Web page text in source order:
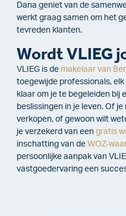
Dana geniet van de
werkt graag samen om het
tevreden klanten.
Wordt VLIEG
VLIEG is de makelaar van
toegewijde professionals,
klaar om je te begeleiden bij
beslissingen in je leven. Of
verkopen, of gewoon wilt
je verzekerd van een gratis
inschatting van de WOZ-
persoonlijke aanpak van
vastgoedervaring een